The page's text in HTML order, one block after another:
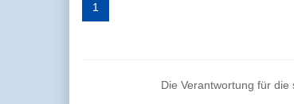
1
Die Verantwortung für die